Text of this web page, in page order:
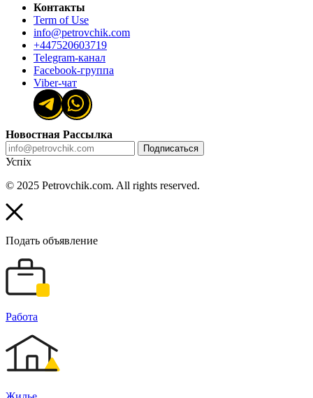
Контакты
Term of Use
info@petrovchik.com
+447520603719
Telegram-канал
Facebook-группа
Viber-чат
Новостная Рассылка
Подписаться
Успіх
© 2025 Petrovchik.com. All rights reserved.
Подать объявление
Работа